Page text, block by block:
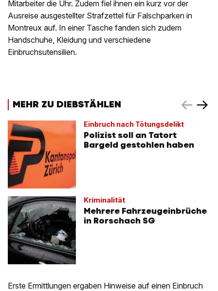
Mitarbeiter die Uhr. Zudem fiel ihnen ein kurz vor der
Ausreise ausgestellter Strafzettel für Falschparken in
Montreux auf. In einer Tasche fanden sich zudem
Handschuhe, Kleidung und verschiedene
Einbruchsutensilien.
MEHR ZU DIEBSTÄHLEN
Einbruch nach Tötungsdelikt
Polizist soll an Tatort
Bargeld gestohlen haben
Kriminalität
Mehrere Fahrzeugeinbrüche
in Rorschach SG
Erste Ermittlungen ergaben Hinweise auf einen Einbruch